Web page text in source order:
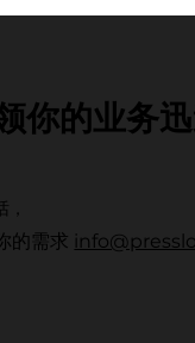
的需求
你的业务